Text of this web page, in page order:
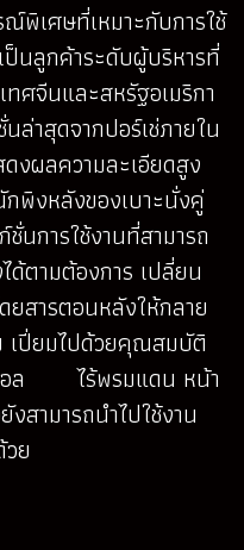
พิเศษที่เหมาะกับการใช้
นลูกค้าระดับผู้บริหารที่
ศจีนและสหรัฐอเมริกา
ล่าสุดจากปอร์เช่ภายใน
งผลความละเอียดสูง
พิงหลังของเบาะนั่งคู่
นการใช้งานที่สามารถ
ตามต้องการ เปลี่ยน
สารตอนหลังให้กลาย
เปี่ยมไปด้วยคุณสมบัติ
ตอล ไร้พรมแดน หน้า
ามารถนำไปใช้งาน
ย